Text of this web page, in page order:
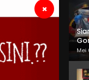
×
Mei